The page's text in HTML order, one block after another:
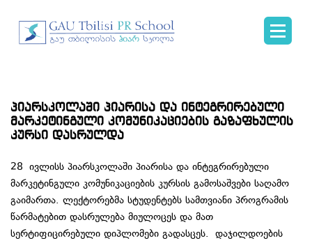
პიარსკოლაში პიარისა და ინტეგრირებული
მარკეტინგული კომუნიკაციების გაზაფხულის
კურსი დასრულდა
28 ივლისს პიარსკოლაში პიარისა და ინტეგრირებული
მარკეტინგული კომუნიკაციების კურსის გამოსაშვები საღამო
გაიმართა. ლექტორებმა სტუდენტებს სამთვიანი პროგრამის
წარმატებით დასრულება მიულოცეს და მათ
სერტიფიცირებული დიპლომები გადასცეს. დაჯილდოების